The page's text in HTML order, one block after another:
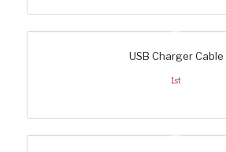
USB Charger Cable
1st